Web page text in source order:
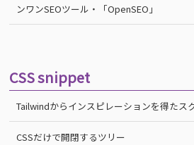
ンワンSEOツール・「OpenSEO」
CSS snippet
Tailwindからインスピレーションを得たス
CSSだけで開閉するツリー